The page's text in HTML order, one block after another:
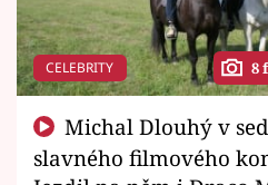
CELEBRITY 8
slavného filmového